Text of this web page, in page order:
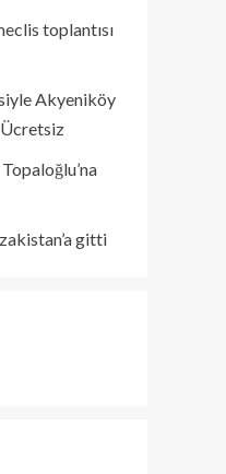
toplantısı
Akyeniköy
Ücretsiz
gitti